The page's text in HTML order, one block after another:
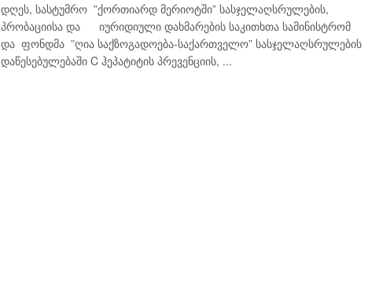
დღეს, სასტუმრო ”ქორთიარდ მერიოტში” სასჯელაღსრულების,
პრობაციისა და იურიდიული დახმარების საკითხთა სამინისტრომ
და ფონდმა ”ღია საქზოგადოება-საქართველო” სასჯელაღსრულების
დაწესებულებაში C ჰეპატიტის პრევენციის, ...